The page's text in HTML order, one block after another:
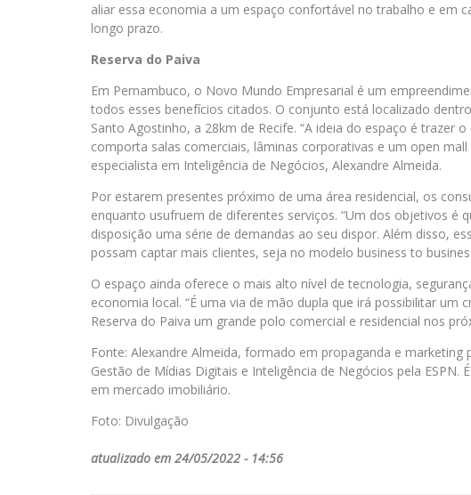
aliar essa economia a um espaço confortável no trabalho e em
longo prazo.
Reserva do Paiva
Em Pernambuco, o Novo Mundo Empresarial é um
todos esses benefícios citados. O conjunto está localizado
Santo Agostinho, a 28km de Recife. “A ideia do espaço é trazer
comporta salas comerciais, lâminas corporativas e um open
especialista em Inteligência de Negócios, Alexandre Almeida.
Por estarem presentes próximo de uma área residencial, os
enquanto usufruem de diferentes serviços. “Um dos objetivos é
disposição uma série de demandas ao seu dispor. Além disso,
possam captar mais clientes, seja no modelo business to
O espaço ainda oferece o mais alto nível de tecnologia,
economia local. “É uma via de mão dupla que irá possibilitar um
Reserva do Paiva um grande polo comercial e residencial nos
Fonte: Alexandre Almeida, formado em propaganda e marketing
Gestão de Mídias Digitais e Inteligência de Negócios pela ESPN.
em mercado imobiliário.
Foto: Divulgação
atualizado em 24/05/2022 - 14:56